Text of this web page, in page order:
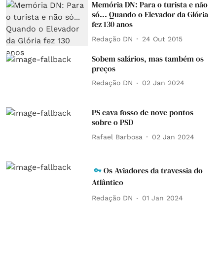
Memória DN: Para o turista e não
só... Quando o Elevador da Glória
fez 130 anos
Redação DN 24 Out 2015
Sobem salários, mas também os
preços
Redação DN 02 Jan 2024
PS cava fosso de nove pontos
sobre o PSD
Rafael Barbosa 02 Jan 2024
Os Aviadores da travessia do
Atlântico
Redação DN 01 Jan 2024